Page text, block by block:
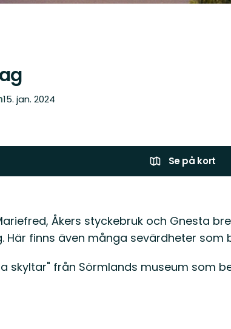
15. jan. 2024
Se på kort
Åkers styckebruk och Gnesta
Här finns även många sevärdheter som
skyltar" från Sörmlands museum som